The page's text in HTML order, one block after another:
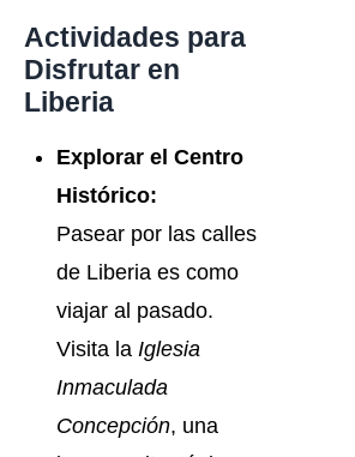
Actividades para
Disfrutar en
Liberia
Explorar el Centro
Histórico:
Pasear por las calles
de Liberia es como
viajar al pasado.
Visita la Iglesia
Inmaculada
Concepción, una